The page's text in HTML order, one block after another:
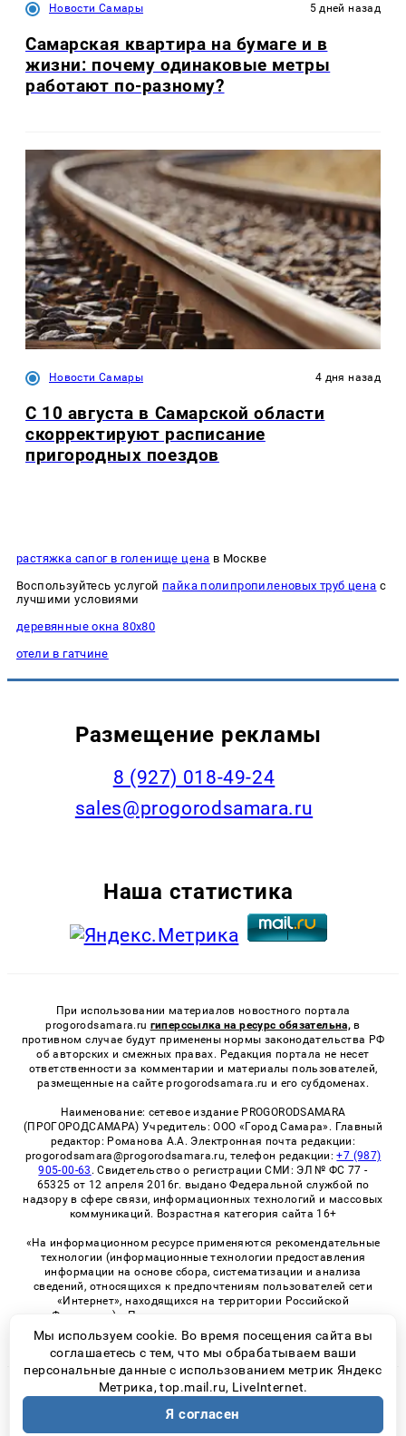
Новости Самары 5 дней назад
Самарская квартира на бумаге и в
жизни: почему одинаковые метры
работают по-разному?
Новости Самары 4 дня назад
С 10 августа в Самарской области
скорректируют расписание
пригородных поездов
растяжка сапог в голенище цена в Москве
Воспользуйтесь услугой пайка полипропиленовых труб цена с
лучшими условиями
деревянные окна 80х80
отели в гатчине
Размещение рекламы
8 (927) 018-49-24
sales@progorodsamara.ru
Наша статистика
При использовании материалов новостного портала
progorodsamara.ru гиперссылка на ресурс обязательна, в
противном случае будут применены нормы законодательства РФ
об авторских и смежных правах. Редакция портала не несет
ответственности за комментарии и материалы пользователей,
размещенные на сайте progorodsamara.ru и его субдоменах.
Наименование: сетевое издание PROGORODSAMARA
(ПРОГОРОДСАМАРА) Учредитель: ООО «Город Самара». Главный
редактор: Романова А.А. Электронная почта редакции:
progorodsamara@progorodsamara.ru, телефон редакции:+7 (987)
905-00-63 . Свидетельство о регистрации СМИ: ЭЛ № ФС 77 -
65325 от 12 апреля 2016г. выдано Федеральной службой по
надзору в сфере связи, информационных технологий и массовых
коммуникаций. Возрастная категория сайта 16+
«На информационном ресурсе применяются рекомендательные
технологии (информационные технологии предоставления
информации на основе сбора, систематизации и анализа
сведений, относящихся к предпочтениям пользователей сети
«Интернет», находящихся на территории Российской
Федерации)». Правила применения рекомендательных
технологий в виджетах рекламно-обменной сети
«СМИ2» (PDF)
© 2026 «ProGorodSamara» | Все права защищены
Возрастная категория сайта 16+
Мы используем cookie. Во время посещения сайта вы
соглашаетесь с тем, что мы обрабатываем ваши
персональные данные с использованием метрик Яндекс
Метрика, top.mail.ru, LiveInternet.
Я согласен